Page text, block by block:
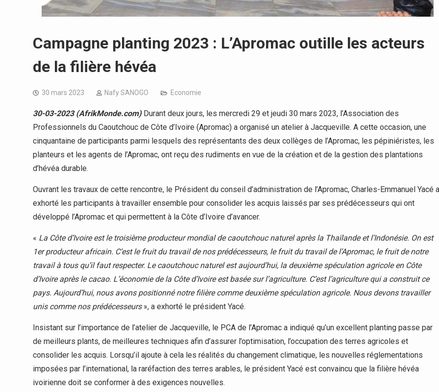
Campagne planting 2023 : L’Apromac outille les acteurs
de la filière hévéa
30 mars 2023 Nafy SANOGO Economie
30-03-2023 (AfrikMonde.com)Durant deux jours, les mercredi 29 et jeudi 30 mars 2023, l’Association des
Professionnels du Caoutchouc de Côte d’Ivoire (Apromac) a organisé un atelier à Jacqueville. A cette occasion, une
cinquantaine de participants parmi lesquels des représentants des deux collèges de l’Apromac, les pépiniéristes, les
planteurs et les agents de l’Apromac, ont reçu des rudiments en vue de la création et de la gestion des plantations
d’hévéa durable.
Ouvrant les travaux de cette rencontre, le Président du conseil d’administration de l’Apromac, Charles-Emmanuel Yacé a
exhorté les participants à travailler ensemble pour consolider les acquis laissés par ses prédécesseurs qui ont
développé l’Apromac et qui permettent à la Côte d’Ivoire d’avancer.
« La Côte d’Ivoire est le troisième producteur mondial de caoutchouc naturel après la Thaïlande et l’Indonésie. On est
1er producteur africain. C’est le fruit du travail de nos prédécesseurs, le fruit du travail de l’Apromac, le fruit de notre
travail à tous qu’il faut respecter. Le caoutchouc naturel est aujourd’hui, la deuxième spéculation agricole en Côte
d’Ivoire après le cacao. L’économie de la Côte d’Ivoire est basée sur l’agriculture. C’est l’agriculture qui a construit ce
pays. Aujourd’hui, nous avons positionné notre filière comme deuxième spéculation agricole. Nous devons travailler
unis comme nos prédécesseurs», a exhorté le président Yacé.
Insistant sur l’importance de l’atelier de Jacqueville, le PCA de l’Apromac a indiqué qu’un excellent planting passe par
de meilleurs plants, de meilleures techniques afin d’assurer l’optimisation, l’occupation des terres agricoles et
consolider les acquis. Lorsqu’il ajoute à cela les réalités du changement climatique, les nouvelles réglementations
imposées par l’international, la raréfaction des terres arables, le président Yacé est convaincu que la filière hévéa
ivoirienne doit se conformer à des exigences nouvelles.